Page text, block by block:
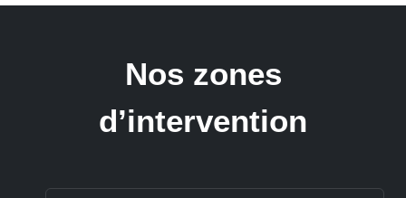
Nos zones
d’intervention